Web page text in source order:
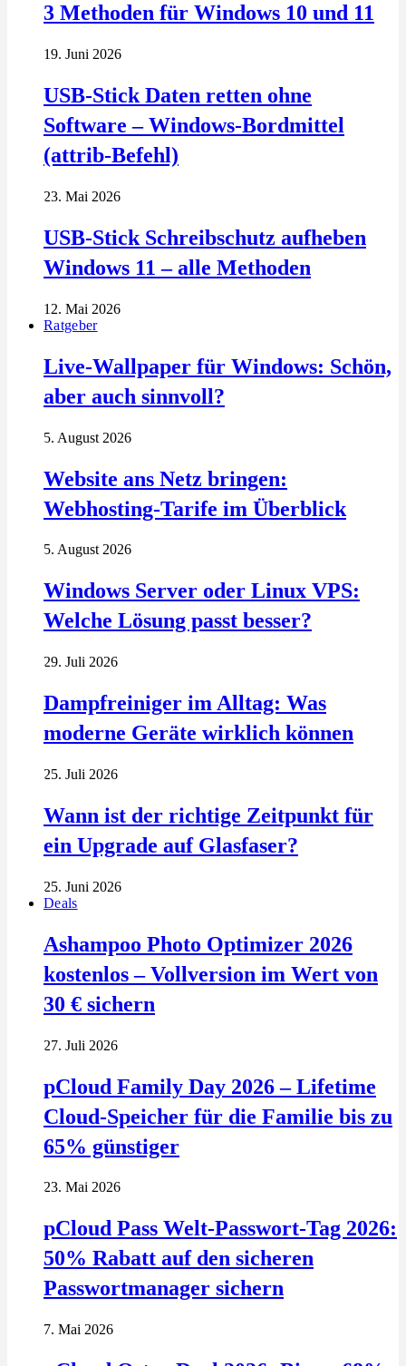
3 Methoden für Windows 10 und 11
19. Juni 2026
USB-Stick Daten retten ohne
Software – Windows-Bordmittel
(attrib-Befehl)
23. Mai 2026
USB-Stick Schreibschutz aufheben
Windows 11 – alle Methoden
12. Mai 2026
Ratgeber
Live-Wallpaper für Windows: Schön,
aber auch sinnvoll?
5. August 2026
Website ans Netz bringen:
Webhosting-Tarife im Überblick
5. August 2026
Windows Server oder Linux VPS:
Welche Lösung passt besser?
29. Juli 2026
Dampfreiniger im Alltag: Was
moderne Geräte wirklich können
25. Juli 2026
Wann ist der richtige Zeitpunkt für
ein Upgrade auf Glasfaser?
25. Juni 2026
Deals
Ashampoo Photo Optimizer 2026
kostenlos – Vollversion im Wert von
30 € sichern
27. Juli 2026
pCloud Family Day 2026 – Lifetime
Cloud-Speicher für die Familie bis zu
65% günstiger
23. Mai 2026
pCloud Pass Welt-Passwort-Tag 2026:
50% Rabatt auf den sicheren
Passwortmanager sichern
7. Mai 2026